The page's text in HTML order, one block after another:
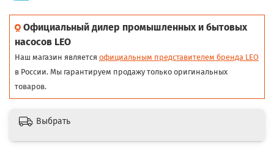
Официальный дилер промышленных и бытовых
насосов LEO
Наш магазин является официальным представителем бренда LEO
в России. Мы гарантируем продажу только оригинальных
товаров.
Выбрать